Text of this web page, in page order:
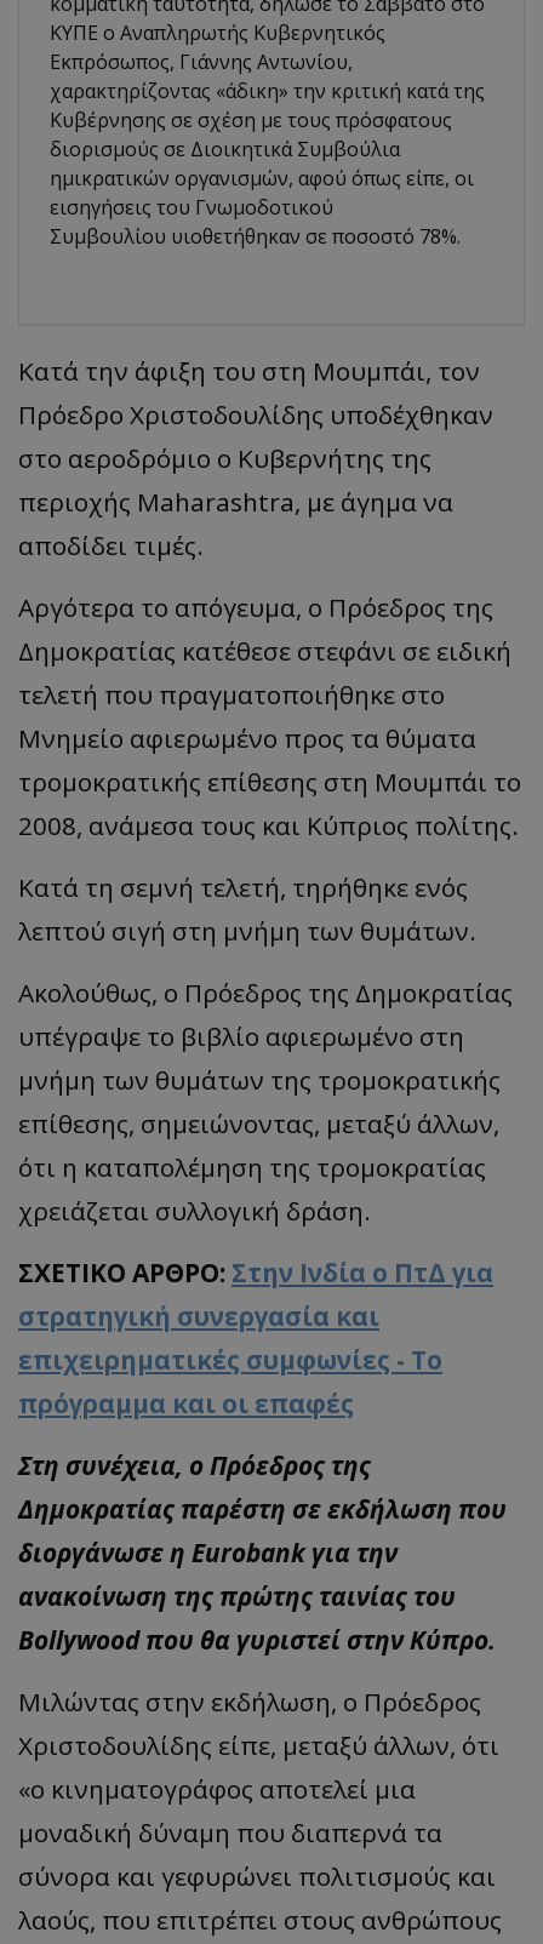
ΚΥΠΕ ο Αναπληρωτής Κυβερνητικός
Εκπρόσωπος, Γιάννης Αντωνίου,
χαρακτηρίζοντας «άδικη» την κριτική κατά της
Κυβέρνησης σε σχέση με τους πρόσφατους
διορισμούς σε Διοικητικά Συμβούλια
ημικρατικών οργανισμών, αφού όπως είπε, οι
εισηγήσεις του Γνωμοδοτικού
Συμβουλίου υιοθετήθηκαν σε ποσοστό 78%.
Κατά την άφιξη του στη Μουμπάι, τον
Πρόεδρο Χριστοδουλίδης υποδέχθηκαν
στο αεροδρόμιο ο Κυβερνήτης της
περιοχής Maharashtra, με άγημα να
αποδίδει τιμές.
Αργότερα το απόγευμα, ο Πρόεδρος της
Δημοκρατίας κατέθεσε στεφάνι σε ειδική
τελετή που πραγματοποιήθηκε στο
Μνημείο αφιερωμένο προς τα θύματα
τρομοκρατικής επίθεσης στη Μουμπάι το
2008, ανάμεσα τους και Κύπριος πολίτης.
Κατά τη σεμνή τελετή, τηρήθηκε ενός
λεπτού σιγή στη μνήμη των θυμάτων.
Ακολούθως, ο Πρόεδρος της Δημοκρατίας
υπέγραψε το βιβλίο αφιερωμένο στη
μνήμη των θυμάτων της τρομοκρατικής
επίθεσης, σημειώνοντας, μεταξύ άλλων,
ότι η καταπολέμηση της τρομοκρατίας
χρειάζεται συλλογική δράση.
ΣΧΕΤΙΚΟ ΑΡΘΡΟ: Στην Ινδία ο ΠτΔ για
στρατηγική συνεργασία και
επιχειρηματικές συμφωνίες - Το
πρόγραμμα και οι επαφές
Στη συνέχεια, ο Πρόεδρος της
Δημοκρατίας παρέστη σε εκδήλωση που
διοργάνωσε η Eurobank για την
ανακοίνωση της πρώτης ταινίας του
Bollywood που θα γυριστεί στην Κύπρο.
Μιλώντας στην εκδήλωση, ο Πρόεδρος
Χριστοδουλίδης είπε, μεταξύ άλλων, ότι
«ο κινηματογράφος αποτελεί μια
μοναδική δύναμη που διαπερνά τα
σύνορα και γεφυρώνει πολιτισμούς και
λαούς, που επιτρέπει στους ανθρώπους